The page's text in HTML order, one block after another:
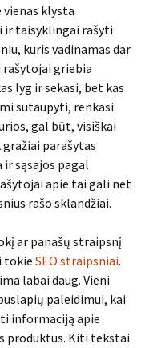
klysta
ir taisyklingai rašyti
kuris vadinamas dar
rašytojai griebia
lyg ir sekasi, bet kas
sutaupyti, renkasi
gal būt, visiškai
parašytas
sąsajos pagal
apie tai gali net
rašo sklandžiai.
ar panašų straipsnį
tokie SEO straipsniai.
labai daug. Vieni
paleidimui, kai
informaciją apie
produktus. Kiti tekstai